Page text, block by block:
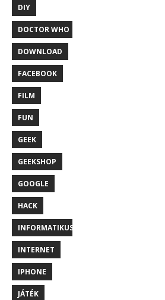
DIY
DOCTOR WHO
DOWNLOAD
FACEBOOK
FILM
FUN
GEEK
GEEKSHOP
GOOGLE
HACK
INFORMATIKUS
INTERNET
IPHONE
JÁTÉK